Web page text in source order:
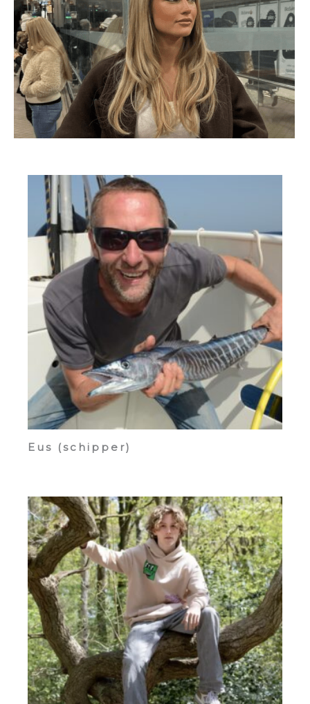
Eus (schipper)